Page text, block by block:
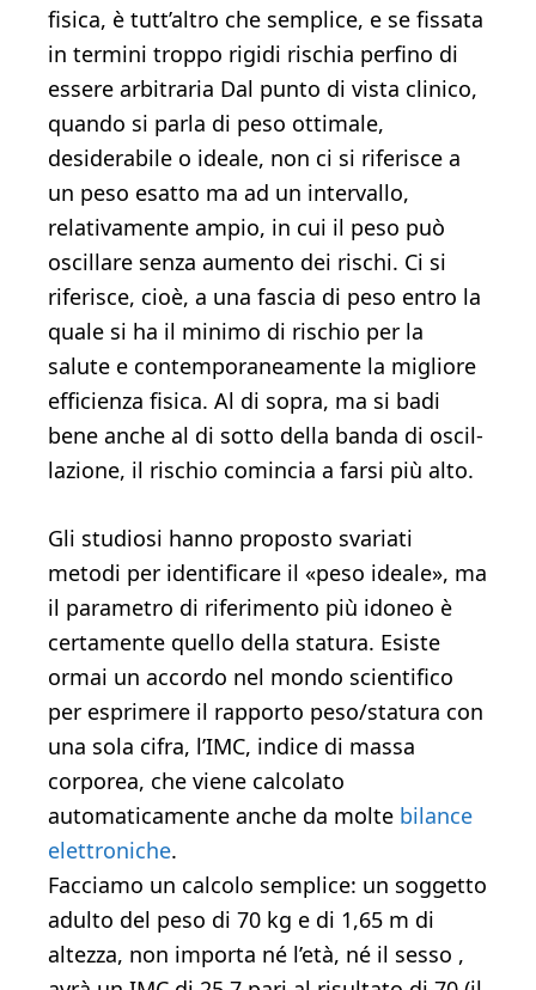
fisica, è tutt’altro che semplice, e se fissata
in termini troppo rigidi rischia perfino di
essere arbitraria Dal punto di vista clinico,
quando si parla di peso ottima­le,
desiderabile o ideale, non ci si riferisce a
un peso esatto ma ad un intervallo,
relativamente ampio, in cui il peso può
oscil­lare senza aumento dei rischi. Ci si
riferisce, cioè, a una fascia di peso entro la
quale si ha il minimo di rischio per la
salute e contemporaneamente la migliore
efficienza fisica. Al di so­pra, ma si badi
bene anche al di sotto della banda di oscil­
lazione, il rischio comincia a farsi più alto.
Gli studiosi hanno proposto svariati
metodi per identifi­care il «peso ideale», ma
il parametro di riferimento più idoneo è
certamente quello della statura. Esiste
ormai un accordo nel mondo scientifico
per esprimere il rapporto pe­so/statura con
una sola cifra, l’IMC, indice di massa
corporea, che viene calcolato
automaticamente anche da molte bilance
elettroniche.
Facciamo un calcolo semplice: un soggetto
adulto del peso di 70 kg e di 1,65 m di
altezza, non importa né l’età, né il sesso ,